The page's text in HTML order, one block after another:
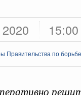
15:00
Правительства по